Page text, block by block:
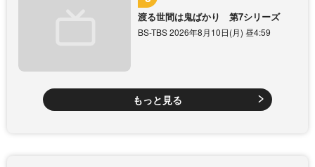
渡る世間は鬼ばかり 第7シリーズ
BS-TBS 2026年8月10日(月) 昼4:59
もっと見る